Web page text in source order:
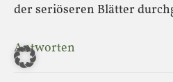
der seriöseren Blätter
Antworten